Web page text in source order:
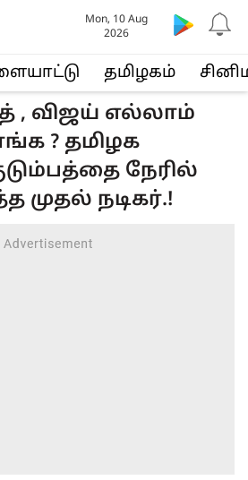
த‌மிழக‌ம்
Mon, 10 Aug
2026
, விஜய் எல்லாம்
? தமிழக
நேரில்
முதல் நடிகர்.!